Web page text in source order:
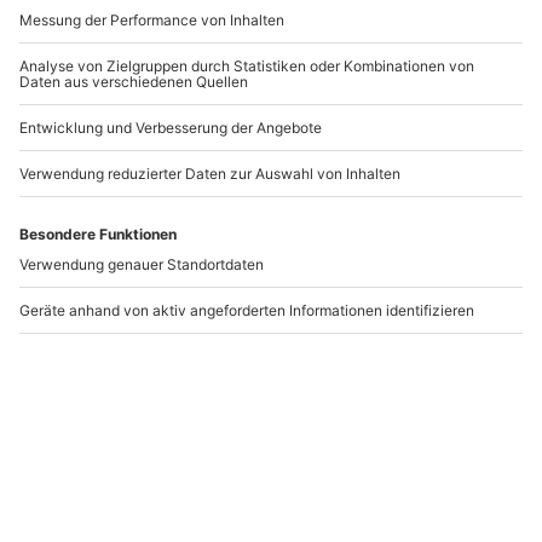
Ballonfahrt Mannheim
1 Person
5 (1) 259,90 €
Ballonfahrt Neustadt
an der Weinstrasse
5 (1) 259,90 €